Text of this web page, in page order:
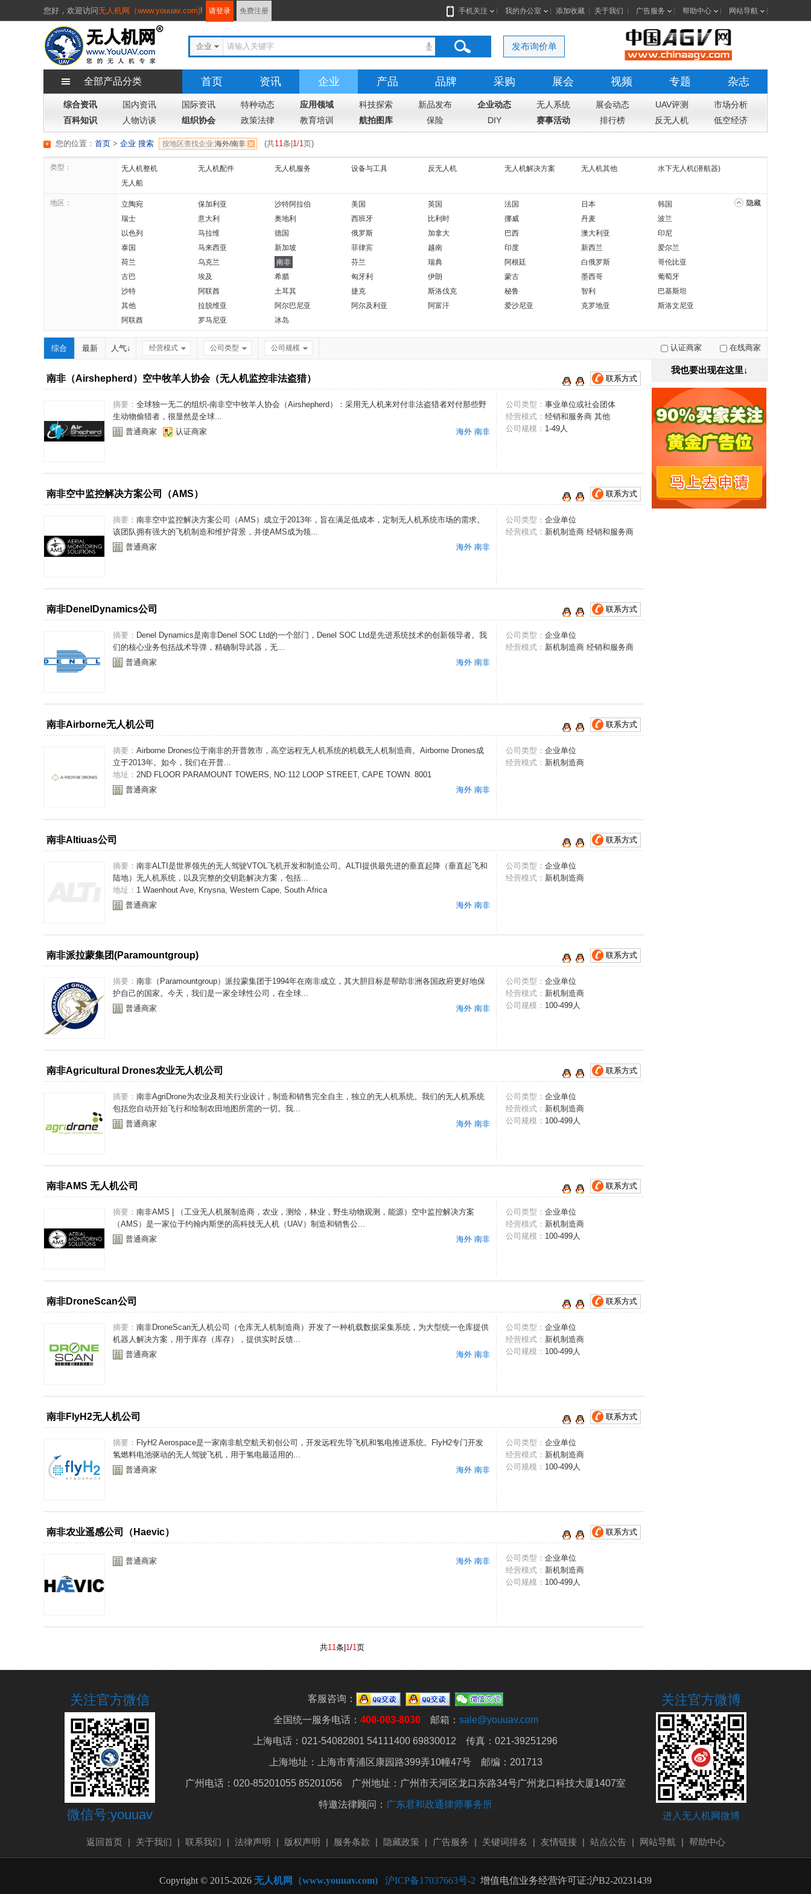
您好， 欢迎访问无人机网（www.youuav.com)! 请登录 免费注册 手机关注 我的办公室 添加收藏 关于我们 广告服务 帮助中心 网站导航
企业 发布询价单
全部产品分类 首页 资讯 企业 产品 品牌 采购 展会 视频 专题 杂志
综合资讯 国内资讯 国际资讯 特种动态 应用领域 科技探索 新品发布 企业动态 无人系统 展会动态 UAV评测
市场分析
百科知识
人物访谈 组织协会 政策法律 教育培训 航拍图库 保险 DIY 赛事活动 排行榜 反无人机 低空经济
您的位置： 首页 > 企业 搜索 按地区查找企业:海外/南非 (共11条| 1/1页)
类型： 无人机整机 无人机配件 无人机服务 设备与工具 反无人机 无人机解决方案 无人机其他
水下无人机(潜航器)
无人船
地区： 立陶宛 保加利亚 沙特阿拉伯 美国 英国 法国 日本
韩国
瑞士
意大利 奥地利 西班牙 比利时 挪威 丹麦
波兰
以色列
马拉维 德国 俄罗斯 加拿大 巴西 澳大利亚
印尼
泰国
马来西亚 新加坡 菲律宾 越南 印度 新西兰
爱尔兰
荷兰
乌克兰 南非 芬兰 瑞典 阿根廷 白俄罗斯
哥伦比亚
古巴
埃及 希腊 匈牙利 伊朗 蒙古 墨西哥
葡萄牙
沙特
阿联酋 土耳其 捷克 斯洛伐克 秘鲁 智利
巴基斯坦
其他
拉脱维亚 阿尔巴尼亚 阿尔及利亚 阿富汗 爱沙尼亚 克罗地亚
斯洛文尼亚
阿联酋
罗马尼亚 冰岛
隐藏
综合 最新 人气↓ 经营模式 公司类型 公司规模 认证商家 在线商家
南非（Airshepherd）空中牧羊人协会（无人机监控非法盗猎） 联系方式
摘要： 全球独一无二的组织-南非空中牧羊人协会（Airshepherd）：采用无人机来对付非法盗猎者对付那些野
生动物偷猎者，很显然是全球...
普通商家
认证商家 海外 南非
公司类型： 事业单位或社会团体
经营模式： 经销和服务商 其他
公司规模： 1-49人
南非空中监控解决方案公司（AMS） 联系方式
摘要： 南非空中监控解决方案公司（AMS）成立于2013年，旨在满足低成本，定制无人机系统市场的需求。
该团队拥有强大的飞机制造和维护背景，并使AMS成为领...
普通商家
海外 南非
公司类型： 企业单位
经营模式： 新机制造商 经销和服务商
南非DenelDynamics公司 联系方式
摘要： Denel Dynamics是南非Denel SOC Ltd的一个部门，Denel SOC Ltd是先进系统技术的创新领导者。我
们的核心业务包括战术导弹，精确制导武器，无...
普通商家
海外 南非
公司类型： 企业单位
经营模式： 新机制造商 经销和服务商
南非Airborne无人机公司 联系方式
摘要： Airborne Drones位于南非的开普敦市，高空远程无人机系统的机载无人机制造商。Airborne Drones成
立于2013年。如今，我们在开普...
地址： 2ND FLOOR PARAMOUNT TOWERS, NO:112 LOOP STREET, CAPE TOWN. 8001
普通商家
海外 南非
公司类型： 企业单位
经营模式： 新机制造商
南非Altiuas公司 联系方式
摘要： 南非ALTI是世界领先的无人驾驶VTOL飞机开发和制造公司。ALTI提供最先进的垂直起降（垂直起飞和
陆地）无人机系统，以及完整的交钥匙解决方案，包括...
地址： 1 Waenhout Ave, Knysna, Western Cape, South Africa
普通商家
海外 南非
公司类型： 企业单位
经营模式： 新机制造商
南非派拉蒙集团(Paramountgroup) 联系方式
摘要： 南非（Paramountgroup）派拉蒙集团于1994年在南非成立，其大胆目标是帮助非洲各国政府更好地保
护自己的国家。今天，我们是一家全球性公司，在全球...
普通商家
海外 南非
公司类型： 企业单位
经营模式： 新机制造商
公司规模： 100-499人
南非Agricultural Drones农业无人机公司 联系方式
摘要： 南非AgriDrone为农业及相关行业设计，制造和销售完全自主，独立的无人机系统。我们的无人机系统
包括您自动开始飞行和绘制农田地图所需的一切。我...
普通商家
海外 南非
公司类型： 企业单位
经营模式： 新机制造商
公司规模： 100-499人
南非AMS 无人机公司 联系方式
摘要： 南非AMS | （工业无人机展制造商，农业，测绘，林业，野生动物观测，能源）空中监控解决方案
（AMS）是一家位于约翰内斯堡的高科技无人机（UAV）制造和销售公...
普通商家
海外 南非
公司类型： 企业单位
经营模式： 新机制造商
公司规模： 100-499人
南非DroneScan公司 联系方式
摘要： 南非DroneScan无人机公司（仓库无人机制造商）开发了一种机载数据采集系统，为大型统一仓库提供
机器人解决方案，用于库存（库存），提供实时反馈...
普通商家
海外 南非
公司类型： 企业单位
经营模式： 新机制造商
公司规模： 100-499人
南非FlyH2无人机公司 联系方式
摘要： FlyH2 Aerospace是一家南非航空航天初创公司，开发远程先导飞机和氢电推进系统。FlyH2专门开发
氢燃料电池驱动的无人驾驶飞机，用于氢电最适用的...
普通商家
海外 南非
公司类型： 企业单位
经营模式： 新机制造商
公司规模： 100-499人
南非农业遥感公司（Haevic） 联系方式
普通商家 海外 南非 公司类型： 企业单位
经营模式： 新机制造商
公司规模： 100-499人
共11条| 1/1页
我也要出现在这里↓
客服咨询：
全国统一服务电话：400-003-8030邮箱：sale@youuav.com
上海电话：021-54082801 54111400 69830012 传真：021-39251296
上海地址：上海市青浦区康园路399弄10幢47号 邮编：201713
广州电话：020-85201055 85201056 广州地址：广州市天河区龙口东路34号广州龙口科技大厦1407室
特邀法律顾问：广东君和政通律师事务所
关注官方微信
微信号:youuav
关注官方微博
进入无人机网微博
返回首页 | 关于我们 | 联系我们 | 法律声明 | 版权声明 | 服务条款 | 隐藏政策 | 广告服务 | 关键词排名 | 友情链接 | 站点公告 | 网站导航 | 帮助中心
Copyright © 2015-2026 无人机网（www.youuav.com) 沪ICP备17037663号-2 增值电信业务经营许可证:沪B2-20231439